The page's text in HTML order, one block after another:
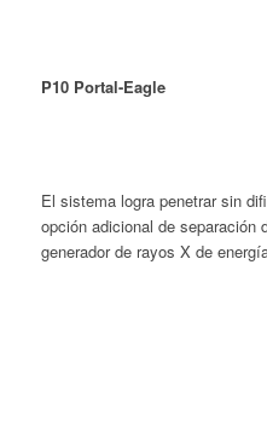
P10 Portal-Eagle
El sistema logra penetrar sin
opción adicional de separación
generador de rayos X de